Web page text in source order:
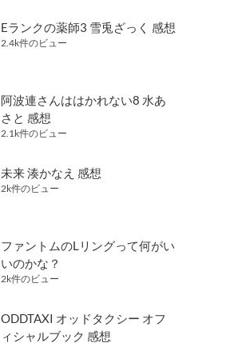
Eランクの薬師3 雪兎ざっく 感想
2.4k件のビュー
阿波連さんははかれない8 水あ
さと 感想
2.1k件のビュー
未来 湊かなえ 感想
2k件のビュー
ファントムのLリングって何がい
いのかな？
2k件のビュー
ODDTAXI オッドタクシー オフ
ィシャルブック 感想